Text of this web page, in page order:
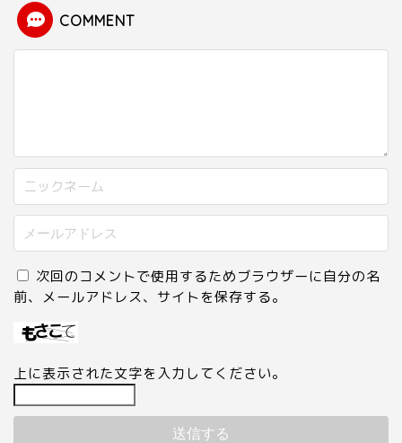
COMMENT
次回のコメントで使用するためブラウザーに自分の名
前、メールアドレス、サイトを保存する。
上に表示された文字を入力してください。